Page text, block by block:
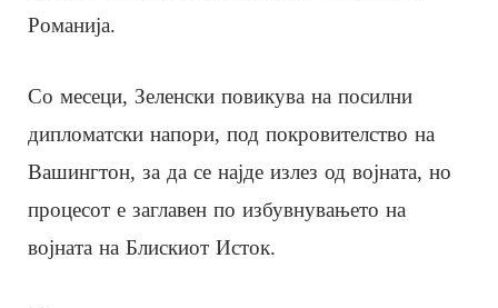
Романија.
Со месеци, Зеленски повикува на посилни
дипломатски напори, под покровителство на
Вашингтон, за да се најде излез од војната, но
процесот е заглавен по избувнувањето на
војната на Блискиот Исток.